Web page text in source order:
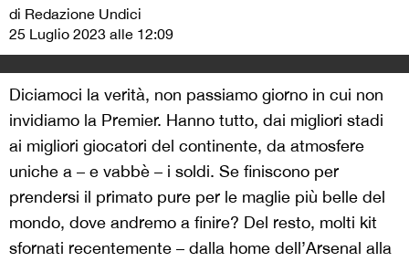
di Redazione Undici
25 Luglio 2023 alle 12:09
Diciamoci la verità, non passiamo giorno in cui non
invidiamo la Premier. Hanno tutto, dai migliori stadi
ai migliori giocatori del continente, da atmosfere
uniche a – e vabbè – i soldi. Se finiscono per
prendersi il primato pure per le maglie più belle del
mondo, dove andremo a finire? Del resto, molti kit
sfornati recentemente – dalla home dell’Arsenal alla